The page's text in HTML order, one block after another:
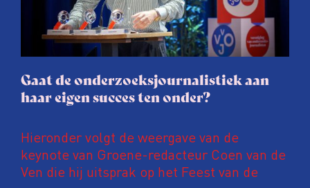
gaat de hele publicatie zelfs niet door.
Gaat de onderzoeksjournalistiek aan
haar eigen succes ten onder?
Hieronder volgt de weergave van de
keynote van Groene-redacteur Coen van de
Ven die hij uitsprak op het Feest van de